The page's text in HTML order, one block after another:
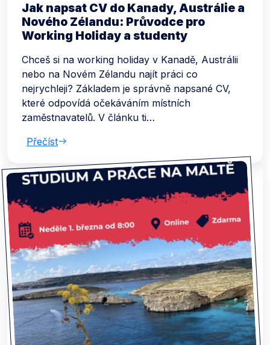
Jak napsat CV do Kanady, Austrálie a
Nového Zélandu: Průvodce pro
Working Holiday a studenty
Chceš si na working holiday v Kanadě, Austrálii
nebo na Novém Zélandu najít práci co
nejrychleji? Základem je správně napsané CV,
které odpovídá očekáváním místních
zaměstnavatelů. V článku ti…
Přečíst